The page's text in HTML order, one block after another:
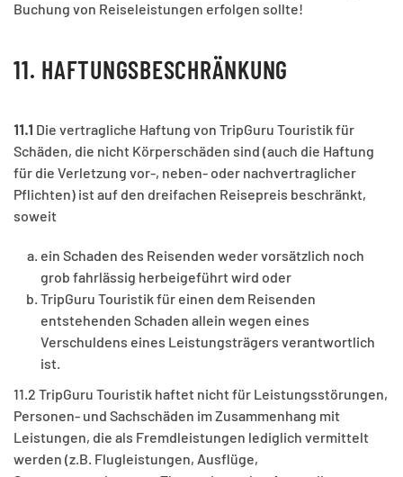
Buchung von Reiseleistungen erfolgen sollte!
11. HAFTUNGSBESCHRÄNKUNG
11.1 Die vertragliche Haftung von TripGuru Touristik für
Schäden, die nicht Körperschäden sind (auch die Haftung
für die Verletzung vor-, neben- oder nachvertraglicher
Pflichten) ist auf den dreifachen Reisepreis beschränkt,
soweit
ein Schaden des Reisenden weder vorsätzlich noch
grob fahrlässig herbeigeführt wird oder
TripGuru Touristik für einen dem Reisenden
entstehenden Schaden allein wegen eines
Verschuldens eines Leistungsträgers verantwortlich
ist.
11.2 TripGuru Touristik haftet nicht für Leistungsstörungen,
Personen- und Sachschäden im Zusammenhang mit
Leistungen, die als Fremdleistungen lediglich vermittelt
werden (z.B. Flugleistungen, Ausflüge,